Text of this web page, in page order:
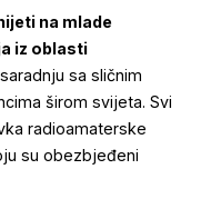
na mlade
iz oblasti
sa sličnim
širom svijeta. Svi
radioamaterske
su obezbjeđeni